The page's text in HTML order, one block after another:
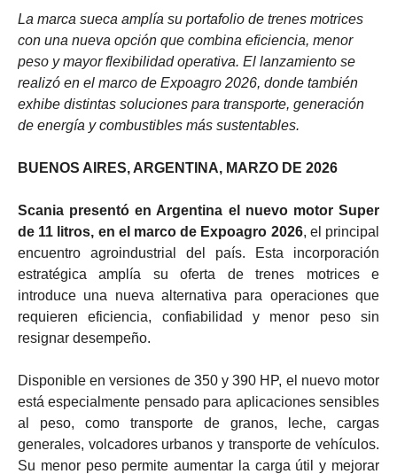
La marca sueca amplía su portafolio de trenes motrices
con una nueva opción que combina eficiencia, menor
peso y mayor flexibilidad operativa. El lanzamiento se
realizó en el marco de Expoagro 2026, donde también
exhibe distintas soluciones para transporte, generación
de energía y combustibles más sustentables.
BUENOS AIRES, ARGENTINA, MARZO DE 2026
Scania presentó en Argentina el nuevo motor Super
de 11 litros, en el marco de Expoagro 2026, el principal
encuentro agroindustrial del país. Esta incorporación
estratégica amplía su oferta de trenes motrices e
introduce una nueva alternativa para operaciones que
requieren eficiencia, confiabilidad y menor peso sin
resignar desempeño.
Disponible en versiones de 350 y 390 HP, el nuevo motor
está especialmente pensado para aplicaciones sensibles
al peso, como transporte de granos, leche, cargas
generales, volcadores urbanos y transporte de vehículos.
Su menor peso permite aumentar la carga útil y mejorar